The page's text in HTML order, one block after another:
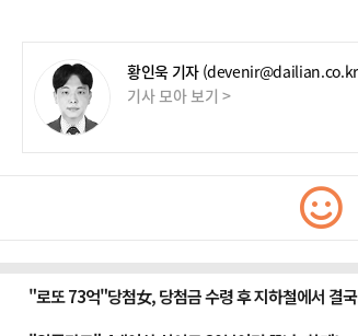
황인욱 기자
기사 모아 보기 >